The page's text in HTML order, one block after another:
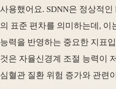
사용했어요. SDNN은 정상적
의 표준 편차를 의미하는데, 이
능력을 반영하는 중요한 지표
것은 자율신경계 조절 능력이
심혈관 질환 위험 증가와 관련